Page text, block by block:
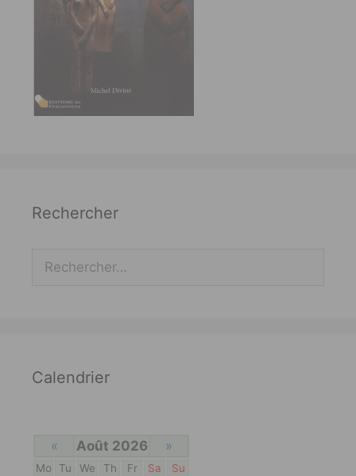
Rechercher
Calendrier
« Août 2026 »
Mo Tu We Th Fr Sa Su